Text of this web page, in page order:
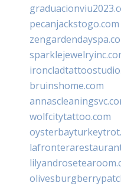
pecanjackstogo.com
bruinshome.com
wolfcitytattoo.com